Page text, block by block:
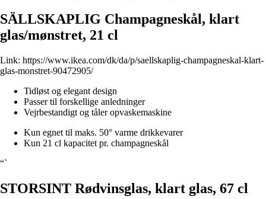
SÄLLSKAPLIG Champagneskål, klart
glas/mønstret, 21 cl
Link: https://www.ikea.com/dk/da/p/saellskaplig-champagneskal-klart-
glas-monstret-90472905/
Tidløst og elegant design
Passer til forskellige anledninger
Vejrbestandigt og tåler opvaskemaskine
Kun egnet til maks. 50° varme drikkevarer
Kun 21 cl kapacitet pr. champagneskål
“`
STORSINT Rødvinsglas, klart glas, 67 cl